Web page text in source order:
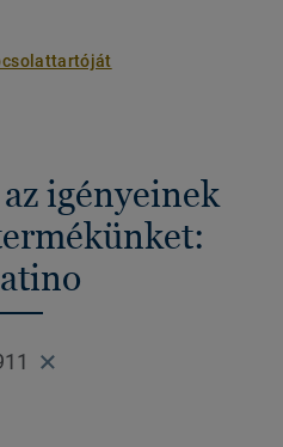
igényeinek